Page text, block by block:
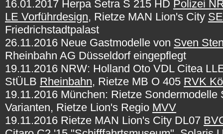
16.01.2017 Herpa Setra S 215 HD Polizei
LE Vorführdesign, Rietze MAN Lion's City
Friedrichstadtpalast
26.11.2016 Neue Gastmodelle von Sven
Rheinbahn AG Düsseldorf eingepflegt
19.11.2016 NRW: Holland Oto VDL Citea
StÜLB Rheinbahn, Rietze MB O 405 RVK
19.11.2016 München: Rietze
Varianten, Rietze Lion's Regio MVV
19.11.2016 Rietze MAN Lion's City DL07